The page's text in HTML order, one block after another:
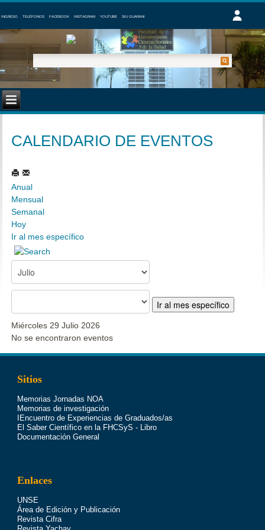
INGRESO TELÉFONOS FACEBOOK INSTAGRAM YOUTUBE SIU GUARANI
CALENDARIO DE EVENTOS
Anual
Mensual
Semanal
Hoy
Ir al mes específico
Ir al mes específico
Miércoles 29 Julio 2026
No se encontraron eventos
Sitios
Memorias Jornadas NOA
Memorias de investigación
IEncuentro de Experiencias de Graduados/as
El Saber Científico en la FHCSyS - Libro
Documentación General
Enlaces
UNSE
Área de Edición y Publicación
Revista Cifra